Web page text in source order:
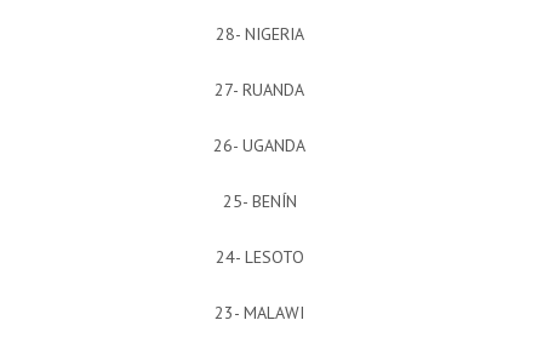
28- NIGERIA
27- RUANDA
26- UGANDA
25- BENÍN
24- LESOTO
23- MALAWI